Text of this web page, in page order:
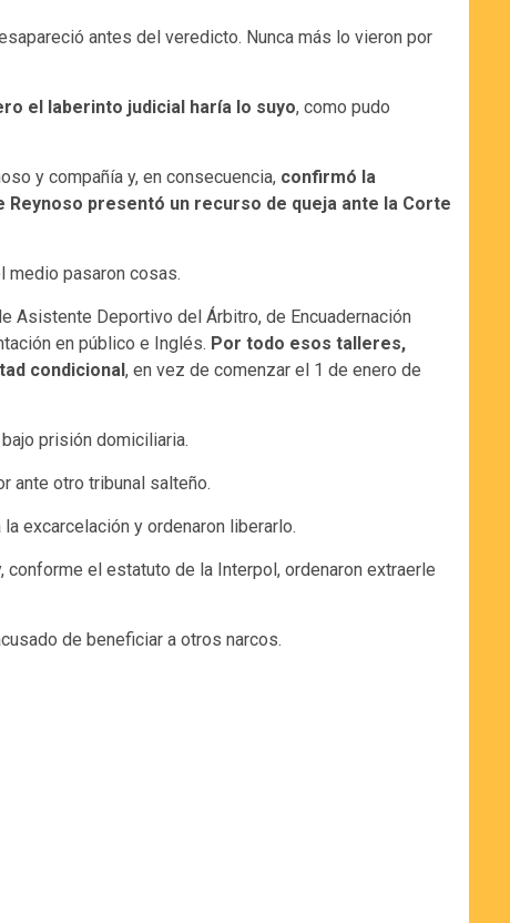
antes del veredicto. Nunca más lo vieron por
el laberinto judicial haría lo suyo, como pudo
y compañía y, en consecuencia, confirmó la
Reynoso presentó un recurso de queja ante la Corte
medio pasaron cosas.
Asistente Deportivo del Árbitro, de Encuadernación
en público e Inglés. Por todo esos talleres,
condicional, en vez de comenzar el 1 de enero de
prisión domiciliaria.
ante otro tribunal salteño.
excarcelación y ordenaron liberarlo.
conforme el estatuto de la Interpol, ordenaron extraerle
de beneficiar a otros narcos.